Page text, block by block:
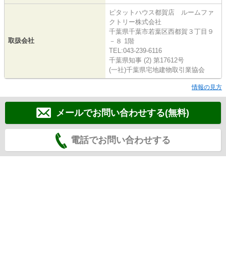
取扱会社
ピタットハウス都賀店 ルームファ
クトリー株式会社
千葉県千葉市若葉区西都賀３丁目９
－８ 1階
TEL:043-239-6116
千葉県知事 (2) 第17612号
(一社)千葉県宅地建物取引業協会
情報の見方
メールでお問い合わせする(無料)
電話でお問い合わせする